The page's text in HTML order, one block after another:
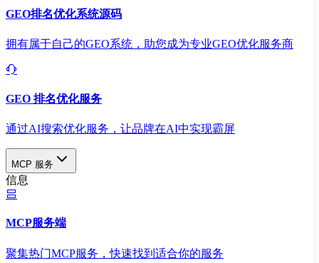
GEO排名优化系统源码
拥有属于自己的GEO系统，助您成为专业GEO优化服务商
GEO 排名优化服务
通过AI搜索优化服务，让品牌在AI中实现霸屏
MCP 服务
信息
MCP服务端
聚集热门MCP服务，快速找到适合你的服务